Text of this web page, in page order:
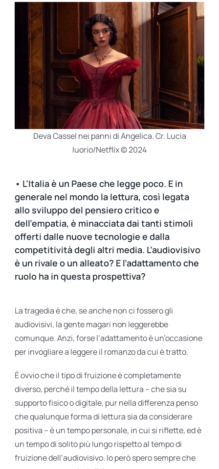
Deva Cassel nei panni di Angelica. Cr. Lucia
Iuorio/Netflix © 2024
• L’Italia è un Paese che legge poco. E in
generale nel mondo la lettura, così legata
allo sviluppo del pensiero critico e
dell’empatia, è minacciata dai tanti stimoli
offerti dalle nuove tecnologie e dalla
competitività degli altri media. L’audiovisivo
è un rivale o un alleato? E l’adattamento che
ruolo ha in questa prospettiva?
La tragedia è che, se anche non ci fossero gli
audiovisivi, la gente magari non leggerebbe
comunque. Anzi, forse l’adattamento è un’occasione
per invogliare a leggere il romanzo da cui è tratto.
È ovvio che il tipo di fruizione è completamente
diverso, perché il tempo della lettura – che sia su
supporto fisico o digitale, pur nella differenza penso
che qualunque forma di lettura sia da considerare
positiva – è un tempo personale, in cui si riflette, ed è
un tempo di solito più lungo rispetto al tempo di
fruizione dell’audiovisivo. Io però spero sempre che